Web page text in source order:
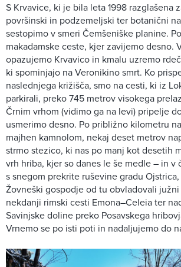
S Krvavice, ki je bila leta 1998 razglašena
površinski in podzemeljski ter botanični
sestopimo v smeri Čemšeniške planine.
makadamske ceste, kjer zavijemo desno.
opazujemo Krvavico in kmalu uzremo
ki spominjajo na Veronikino smrt. Ko
naslednjega križišča, smo na cesti, ki iz
parkirali, preko 745 metrov visokega
Črnim vrhom (vidimo ga na levi) pripelje
usmerimo desno. Po približno kilometru
majhen kamnolom, nekaj deset metrov
strmo stezico, ki nas po manj kot desetih
vrh hriba, kjer so danes le še medle – in v
s snegom prekrite ruševine gradu
Žovneški gospodje od tu obvladovali
nekdanji rimski cesti Emona–Celeia ter
Savinjske doline preko Posavskega
Vrnemo se po isti poti in nadaljujemo do